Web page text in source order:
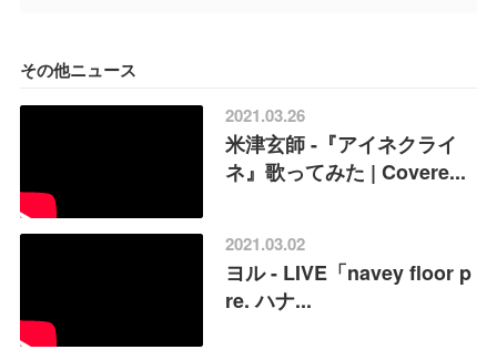
その他ニュース
2021.03.26
米津玄師 -『アイネクライ
ネ』歌ってみた | Covere...
2021.03.02
ヨル - LIVE「navey floor p
re. ハナ...